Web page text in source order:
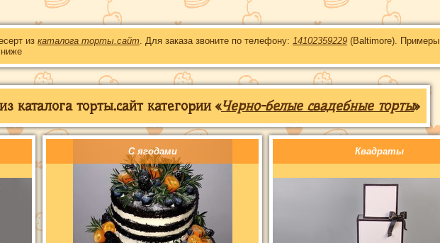
из каталога торты.сайт. Для заказа звоните по телефону: 14102359229 (Baltimore). Примеры
каталога торты.сайт категории «Черно-белые свадебные торты»
С ягодами Квадраты